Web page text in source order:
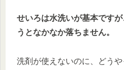
せいろは水洗いが基本です
うとなかなか落ちません。
洗剤が使えないのに、どう